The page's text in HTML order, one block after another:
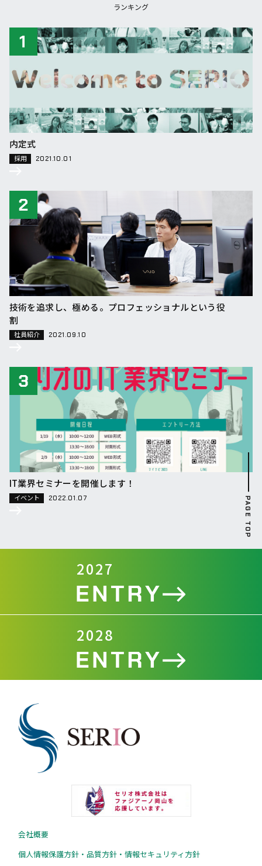
ランキング
内定式
採用 2021.10.01
技術を追求し、極める。プロフェッショナルという役
割
社員紹介 2021.09.10
IT業界セミナーを開催します！
イベント 2022.01.07 PAGE TOP
2028
2027
会社概要
個人情報保護方針・品質方針・情報セキュリティ方針